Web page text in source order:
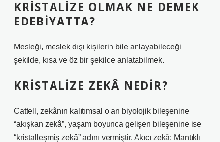
KRISTALIZE OLMAK NE DEMEK
EDEBIYATTA?
Mesleği, meslek dışı kişilerin bile anlayabileceği
şekilde, kısa ve öz bir şekilde anlatabilmek.
KRISTALIZE ZEKÂ NEDIR?
Cattell, zekânın kalıtımsal olan biyolojik bileşenine
“akışkan zekâ”, yaşam boyunca gelişen bileşenine ise
“kristalleşmiş zekâ” adını vermiştir. Akıcı zekâ: Mantıklı